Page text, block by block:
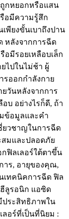
กหยอกหรือแสน
อมีความรู้สึก
พียงขั้นเบาถึงปาน
หลังจากการฉีด
อมีรอยเหลือบเล็ก
ไปในไม่ช้า ผู้
รออกกำลังกาย
วันหลังจากการ
บ อย่างไรก็ดี, ถ้า
ข้อมูลและคำ
ยวชาญในการฉีด
สมและปลอดภัย
ฟิลเลอร์ใต้ตาขึ้น
าร, อายุของคุณ,
เทคนิคการฉีด ฟิล
ฮีลูรอนิก แอซิด
ประสิทธิภาพใน
ลอร์ที่เป็นที่นิยม :